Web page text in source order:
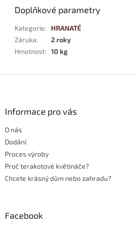
Doplňkové parametry
Kategorie:
HRANATÉ
Záruka:
2 roky
Hmotnost: 10 kg
Informace pro vás
O nás
Dodání
Proces výroby
Proč terakotové květináče?
Chcete krásný dům nebo zahradu?
Facebook